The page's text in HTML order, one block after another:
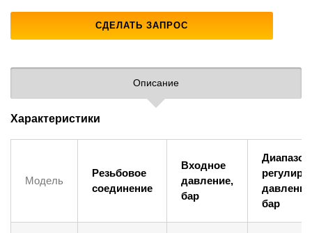
СДЕЛАТЬ ЗАПРОС
Описание
Характеристики
Модель
Резьбовое
соединение
Входное
давление,
бар
Диапазон
бар